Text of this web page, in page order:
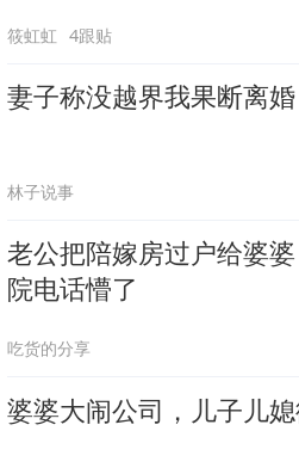
筱虹虹 4跟贴
妻子称没越界我果断离
林子说事
老公把陪嫁房过户给婆
院电话懵了
吃货的分享
婆婆大闹公司，儿子儿